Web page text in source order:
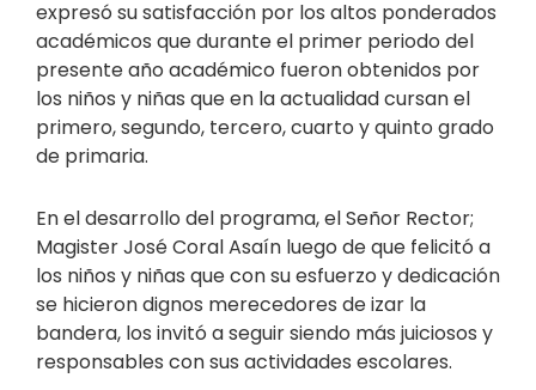
expresó su satisfacción por los altos ponderados
académicos que durante el primer periodo del
presente año académico fueron obtenidos por
los niños y niñas que en la actualidad cursan el
primero, segundo, tercero, cuarto y quinto grado
de primaria.
En el desarrollo del programa, el Señor Rector;
Magister José Coral Asaín luego de que felicitó a
los niños y niñas que con su esfuerzo y dedicación
se hicieron dignos merecedores de izar la
bandera, los invitó a seguir siendo más juiciosos y
responsables con sus actividades escolares.